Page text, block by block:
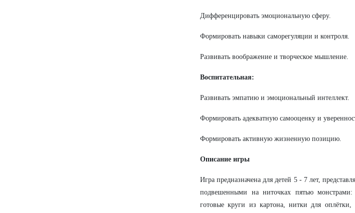
Дифференцировать эмоциональную сферу.
Формировать навыки саморегуляции и контроля.
Развивать воображение и творческое мышление.
Воспитательная:
Развивать эмпатию и эмоциональный интеллект.
Формировать адекватную самооценку и
Формировать активную жизненную позицию.
Описание игры
Игра предназначена для детей 5 - 7 лет,
подвешенными на ниточках пятью
готовые круги из картона, нитки для